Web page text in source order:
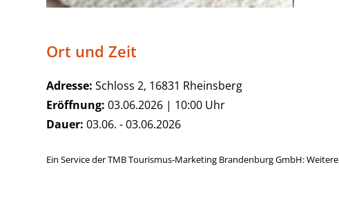
Ort und Zeit
Adresse: Schloss 2, 16831 Rheinsberg
Eröffnung: 03.06.2026 | 10:00 Uhr
Dauer: 03.06. - 03.06.2026
Ein Service der TMB Tourismus-Marketing Brandenburg GmbH: Weitere